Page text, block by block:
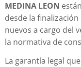
MEDINA LEON
desde la
nuevos a cargo del
la normativa de
La garantía legal